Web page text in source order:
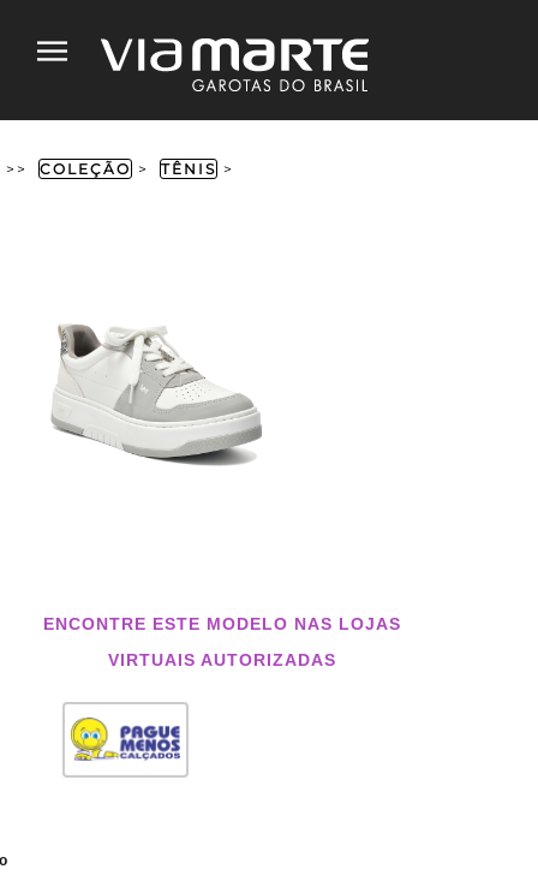
>> COLEÇÃO > TÊNIS >
ENCONTRE ESTE MODELO NAS LOJAS
VIRTUAIS AUTORIZADAS